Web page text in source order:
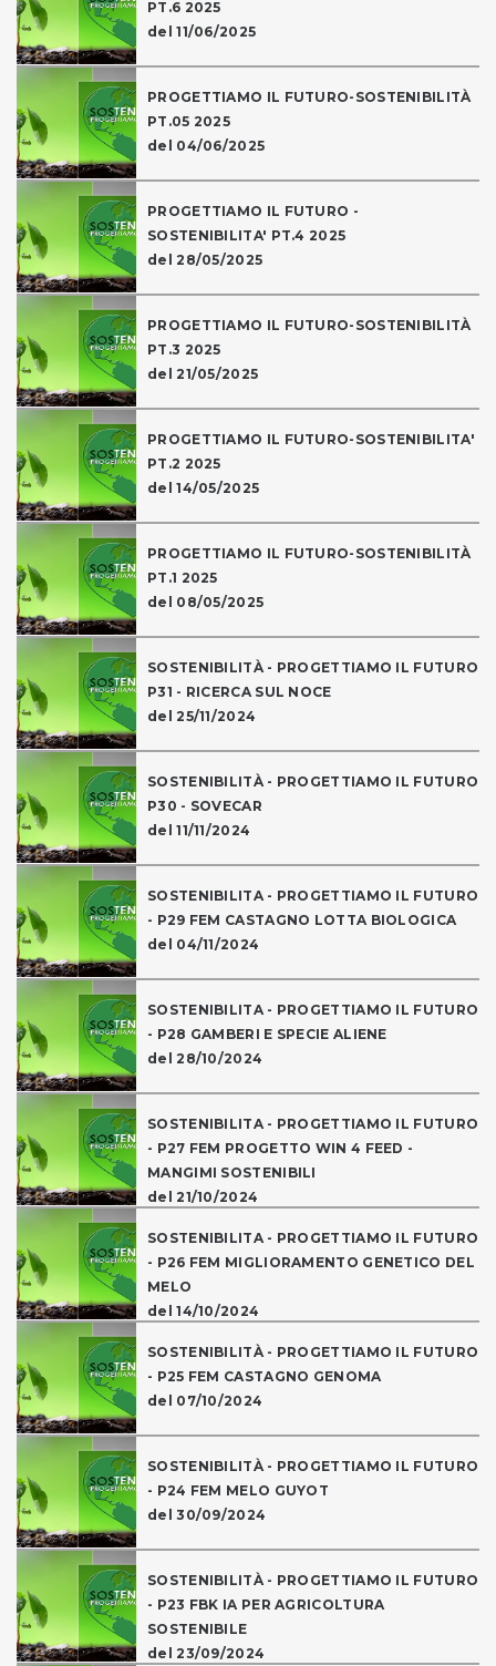
PT.6 2025
del 11/06/2025
PROGETTIAMO IL FUTURO-SOSTENIBILITÀ
PT.05 2025
del 04/06/2025
PROGETTIAMO IL FUTURO -
SOSTENIBILITA' PT.4 2025
del 28/05/2025
PROGETTIAMO IL FUTURO-SOSTENIBILITÀ
PT.3 2025
del 21/05/2025
PROGETTIAMO IL FUTURO-SOSTENIBILITA'
PT.2 2025
del 14/05/2025
PROGETTIAMO IL FUTURO-SOSTENIBILITÀ
PT.1 2025
del 08/05/2025
SOSTENIBILITÀ - PROGETTIAMO IL FUTURO
P31 - RICERCA SUL NOCE
del 25/11/2024
SOSTENIBILITÀ - PROGETTIAMO IL FUTURO
P30 - SOVECAR
del 11/11/2024
SOSTENIBILITA - PROGETTIAMO IL FUTURO
- P29 FEM CASTAGNO LOTTA BIOLOGICA
del 04/11/2024
SOSTENIBILITA - PROGETTIAMO IL FUTURO
- P28 GAMBERI E SPECIE ALIENE
del 28/10/2024
SOSTENIBILITA - PROGETTIAMO IL FUTURO
- P27 FEM PROGETTO WIN 4 FEED -
MANGIMI SOSTENIBILI
del 21/10/2024
SOSTENIBILITA - PROGETTIAMO IL FUTURO
- P26 FEM MIGLIORAMENTO GENETICO DEL
MELO
del 14/10/2024
SOSTENIBILITÀ - PROGETTIAMO IL FUTURO
- P25 FEM CASTAGNO GENOMA
del 07/10/2024
SOSTENIBILITÀ - PROGETTIAMO IL FUTURO
- P24 FEM MELO GUYOT
del 30/09/2024
SOSTENIBILITÀ - PROGETTIAMO IL FUTURO
- P23 FBK IA PER AGRICOLTURA
SOSTENIBILE
del 23/09/2024